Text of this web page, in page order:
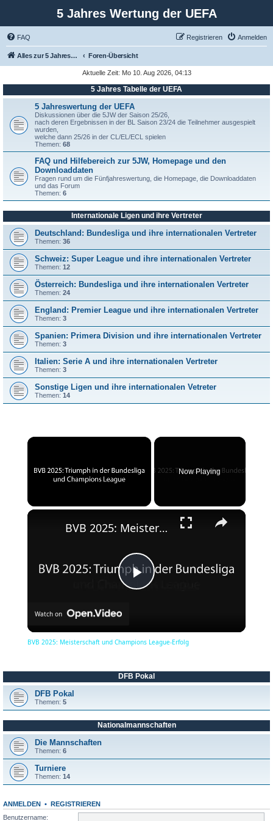
5 Jahres Wertung der UEFA
FAQ Anmelden
Registrieren
Alles zur 5 Jahreswertung / Tabelle der UEFA mit vielen Statistiken. Foren-Übersicht
Aktuelle Zeit: Mo 10. Aug 2026, 04:13
5 Jahres Tabelle der UEFA
5 Jahreswertung der UEFA
Diskussionen über die 5JW der Saison 25/26,
nach deren Ergebnissen in der BL Saison 23/24 die Teilnehmer ausgespielt
wurden,
welche dann 25/26 in der CL/EL/ECL spielen
Themen: 68
FAQ und Hilfebereich zur 5JW, Homepage und den
Downloaddaten
Fragen rund um die Fünfjahreswertung, die Homepage, die Downloaddaten
und das Forum
Themen: 6
Internationale Ligen und ihre Vertreter
Deutschland: Bundesliga und ihre internationalen Vertreter
Themen: 36
Schweiz: Super League und ihre internationalen Vertreter
Themen: 12
Österreich: Bundesliga und ihre internationalen Vertreter
Themen: 24
England: Premier League und ihre internationalen Vertreter
Themen: 3
Spanien: Primera Division und ihre internationalen Vertreter
Themen: 3
Italien: Serie A und ihre internationalen Vertreter
Themen: 3
Sonstige Ligen und ihre internationalen Vetreter
Themen: 14
×
Now Playing
×
P
V
d
BVB 2025: Meisterschaft und Champions League-Erfolg
Watch on
BVB 2025: Meisterschaft und Champions League-Erfolg
DFB Pokal
DFB Pokal
Themen: 5
Nationalmannschaften
Die Mannschaften
Themen: 6
Turniere
Themen: 14
ANMELDEN •
REGISTRIEREN
Benutzername: